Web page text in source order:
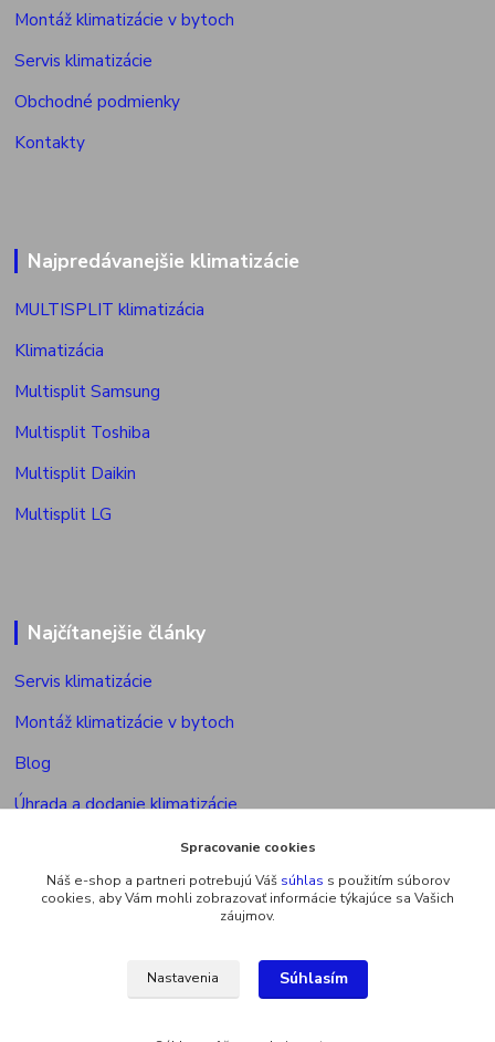
Montáž klimatizácie v bytoch
Servis klimatizácie
Obchodné podmienky
Kontakty
Najpredávanejšie klimatizácie
MULTISPLIT klimatizácia
Klimatizácia
Multisplit Samsung
Multisplit Toshiba
Multisplit Daikin
Multisplit LG
Najčítanejšie články
Servis klimatizácie
Montáž klimatizácie v bytoch
Blog
Úhrada a dodanie klimatizácie
Povolenie na montáž klimatizácie
Výkon vonkajšej jed. multisplitu
Upravit sběr cookies.
Spracovanie cookies
Náš e-shop a partneri potrebujú Váš súhlas s použitím súborov
cookies, aby Vám mohli zobrazovať informácie týkajúce sa Vašich
záujmov.
Nastavenia Súhlasím